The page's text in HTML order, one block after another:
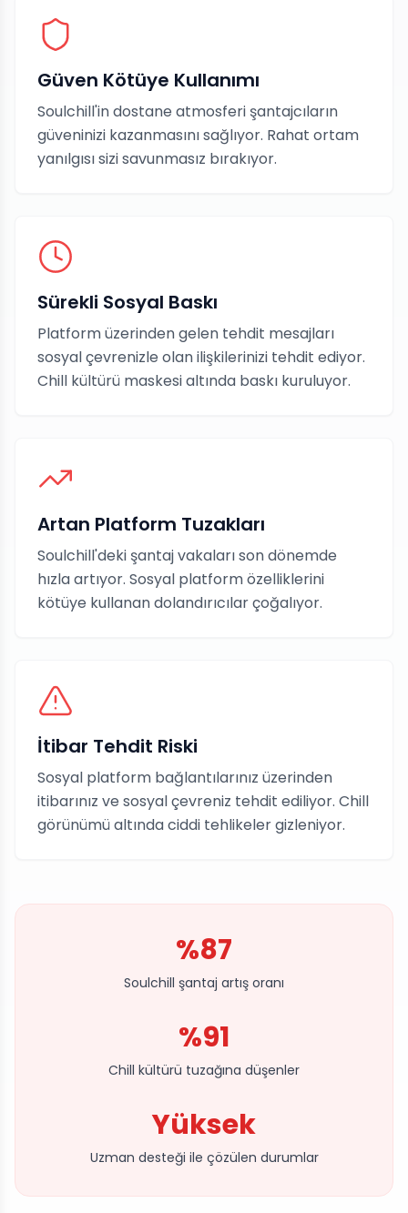
Güven Kötüye Kullanımı
Soulchill'in dostane atmosferi şantajcıların
güveninizi kazanmasını sağlıyor. Rahat ortam
yanılgısı sizi savunmasız bırakıyor.
Sürekli Sosyal Baskı
Platform üzerinden gelen tehdit mesajları
sosyal çevrenizle olan ilişkilerinizi tehdit ediyor.
Chill kültürü maskesi altında baskı kuruluyor.
Artan Platform Tuzakları
Soulchill'deki şantaj vakaları son dönemde
hızla artıyor. Sosyal platform özelliklerini
kötüye kullanan dolandırıcılar çoğalıyor.
İtibar Tehdit Riski
Sosyal platform bağlantılarınız üzerinden
itibarınız ve sosyal çevreniz tehdit ediliyor. Chill
görünümü altında ciddi tehlikeler gizleniyor.
%87
Soulchill şantaj artış oranı
%91
Chill kültürü tuzağına düşenler
Yüksek
Uzman desteği ile çözülen durumlar